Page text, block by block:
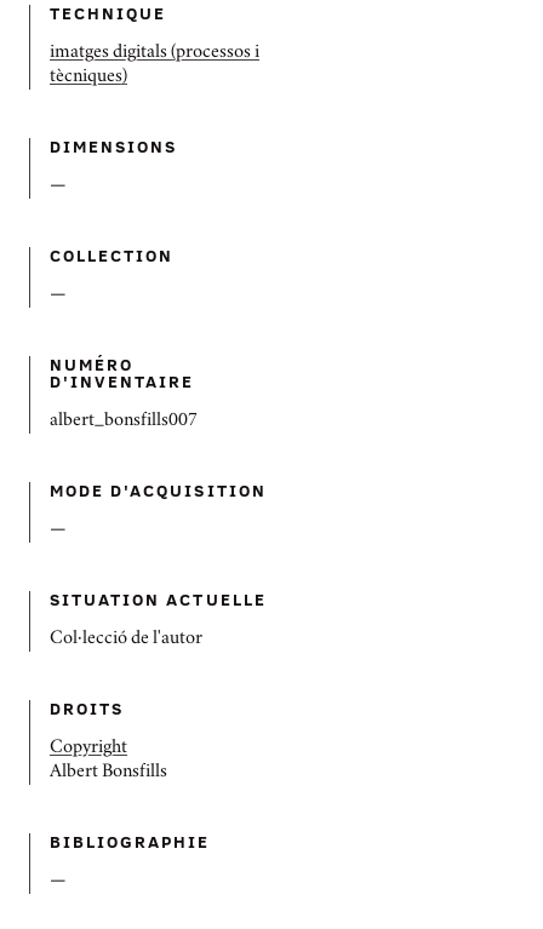
TECHNIQUE
imatges digitals (processos i
tècniques)
DIMENSIONS
—
COLLECTION
—
NUMÉRO
D'INVENTAIRE
albert_bonsfills007
MODE D'ACQUISITION
—
SITUATION ACTUELLE
Col·lecció de l'autor
DROITS
Copyright
Albert Bonsfills
BIBLIOGRAPHIE
—